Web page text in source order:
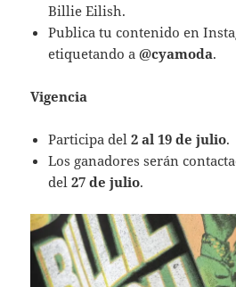
Billie Eilish.
Publica tu contenido en
etiquetando a@cyamoda.
Vigencia
Participa del2 al 19 de julio.
Los ganadores serán
del27 de julio.